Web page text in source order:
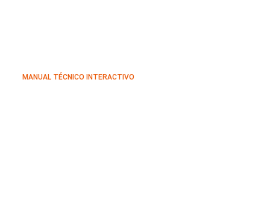
MANUAL TÉCNICO INTERACTIVO